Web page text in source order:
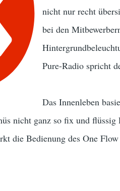
nicht nur recht
bei den
Pure-Radio spricht
Das Innenleben
nicht ganz so fix und
die Bedienung des One